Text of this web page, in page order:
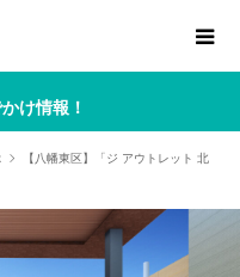
け情報！
【八幡東区】「ジ アウトレット 北